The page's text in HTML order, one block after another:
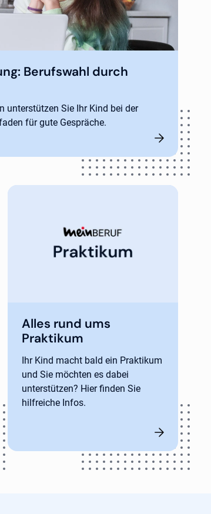
Berufswahl durch
unterstützen Sie Ihr Kind bei der
für gute Gespräche.
Alles rund ums
Praktikum
Ihr Kind macht bald ein Praktikum
und Sie möchten es dabei
unterstützen? Hier finden Sie
hilfreiche Infos.